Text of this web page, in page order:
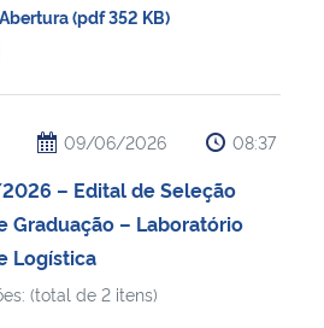
(pdf 352 KB)
09/06/2026 08:37
– Edital de Seleção
Graduação – Laboratório
Logística
(total de 2 itens)